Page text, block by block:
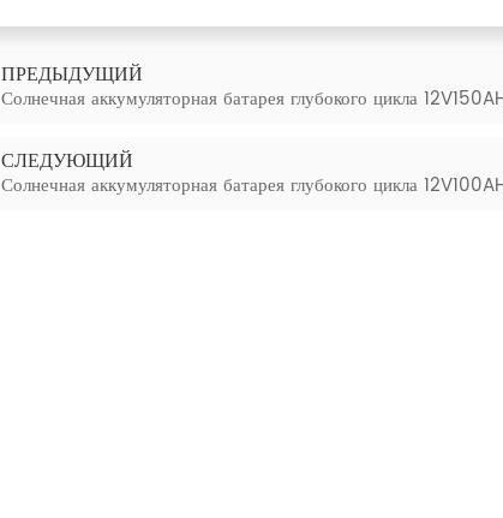
ПРЕДЫДУЩИЙ
Солнечная аккумуляторная батарея глубокого цикла
СЛЕДУЮЩИЙ
Солнечная аккумуляторная батарея глубокого цикла